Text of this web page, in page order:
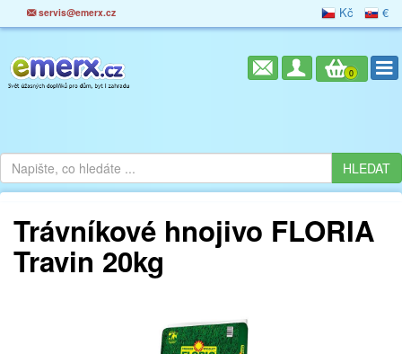
servis@emerx.cz Kč €
0
Trávníkové hnojivo FLORIA
Travin 20kg